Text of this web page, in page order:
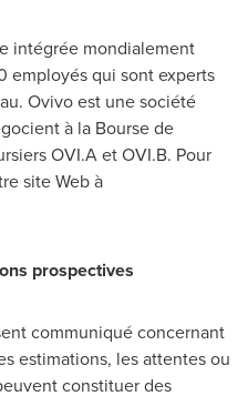
intégrée mondialement
employés qui sont experts
Ovivo est une société
à la Bourse de
OVI.A et OVI.B. Pour
site Web à
prospectives
communiqué concernant
estimations, les attentes ou
constituer des